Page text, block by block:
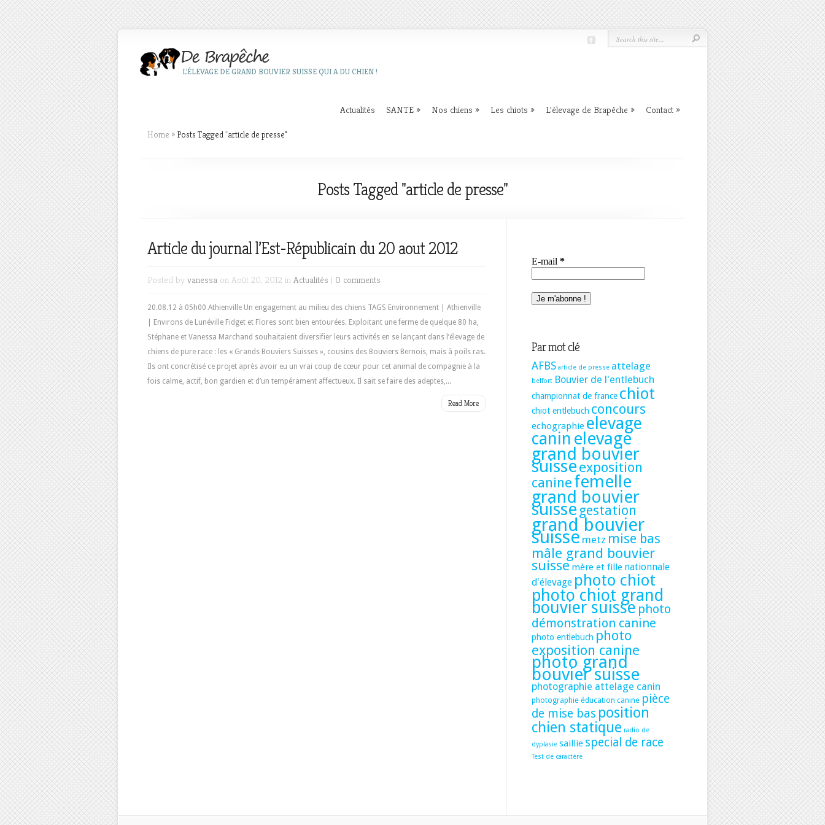
L'ÉLEVAGE DE GRAND BOUVIER SUISSE QUI A DU CHIEN !
Actualités SANTE » Nos chiens » Les chiots » L’élevage de Brapêche » Contact »
Home » Posts Tagged"article de presse"
Posts Tagged "article de presse"
Article du journal l’Est-Républicain du 20 aout 2012
Posted by vanessa on Août 20, 2012 in Actualités | 0 comments
20.08.12 à 05h00 Athienville Un engagement au milieu des chiens TAGS Environnement | Athienville
| Environs de Lunéville Fidget et Flores sont bien entourées. Exploitant une ferme de quelque 80 ha,
Stéphane et Vanessa Marchand souhaitaient diversifier leurs activités en se lançant dans l’élevage de
chiens de pure race : les « Grands Bouviers Suisses », cousins des Bouviers Bernois, mais à poils ras.
Ils ont concrétisé ce projet après avoir eu un vrai coup de cœur pour cet animal de compagnie à la
fois calme, actif, bon gardien et d’un tempérament affectueux. Il sait se faire des adeptes,...
Read More
Par mot clé
AFBS article de presse attelage
belfort Bouvier de l'entlebuch
championnat de france chiot
chiot entlebuch concours
echographie elevage
canin elevage
grand bouvier
suisseexposition
caninefemelle
grand bouvier
suisse gestation
grand bouvier
suisse metz mise bas
mâle grand bouvier
suisse mère et fille nationnale
d'élevage photo chiot
photo chiot grand
bouvier suisse photo
démonstration canine
photo entlebuch photo
exposition canine
photo grand
bouvier suisse
photographie attelage canin
photographie éducation canine pièce
de mise bas position
chien statique radio de
dyplasie saillie special de race
Test de caractère